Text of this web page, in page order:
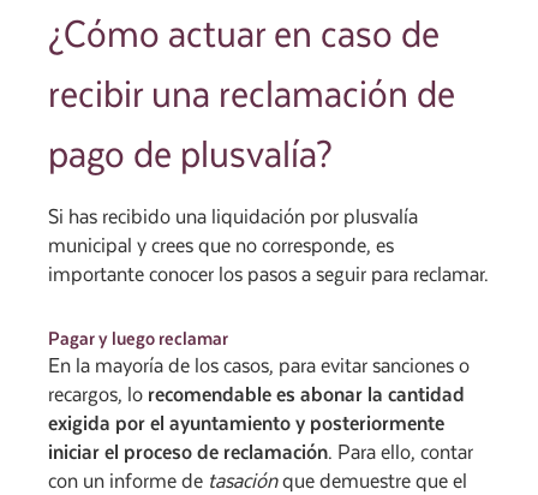
¿Cómo actuar en caso de
recibir una reclamación de
pago de plusvalía?
Si has recibido una liquidación por plusvalía
municipal y crees que no corresponde, es
importante conocer los pasos a seguir para reclamar.
Pagar y luego reclamar
En la mayoría de los casos, para evitar sanciones o
recargos, lo recomendable es abonar la cantidad
exigida por el ayuntamiento y posteriormente
iniciar el proceso de reclamación. Para ello, contar
con un informe de tasaciónque demuestre que el